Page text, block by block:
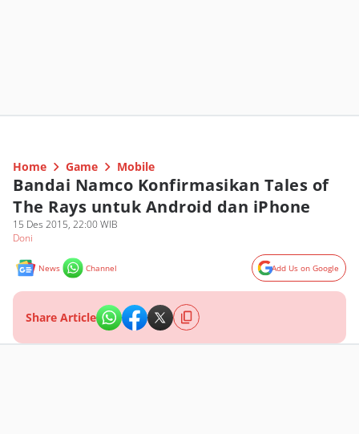
Home Game Mobile
Bandai Namco Konfirmasikan Tales of
The Rays untuk Android dan iPhone
15 Des 2015, 22:00 WIB
Doni
News Channel Add Us on Google
Share Article